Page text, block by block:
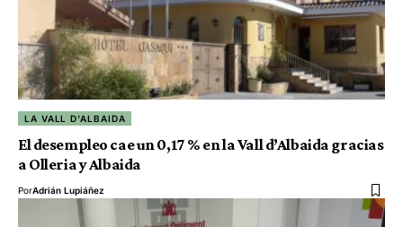
LA VALL D'ALBAIDA
El desempleo cae un 0,17 % en la Vall d’Albaida gracias
a Olleria y Albaida
PorAdrián Lupiáñez